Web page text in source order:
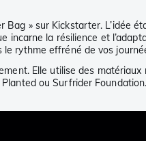
» sur Kickstarter. L’idée
incarne la résilience et
rythme effréné de vos
Elle utilise des
ou Surfrider